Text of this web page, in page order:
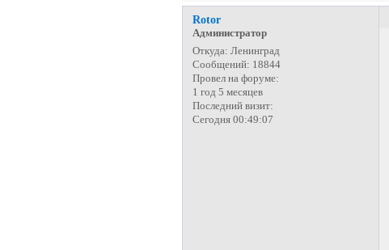
Rotor
Администратор
Откуда: Ленинград
Сообщений: 18844
Провел на форуме:
1 год 5 месяцев
Последний визит:
Сегодня 00:49:07